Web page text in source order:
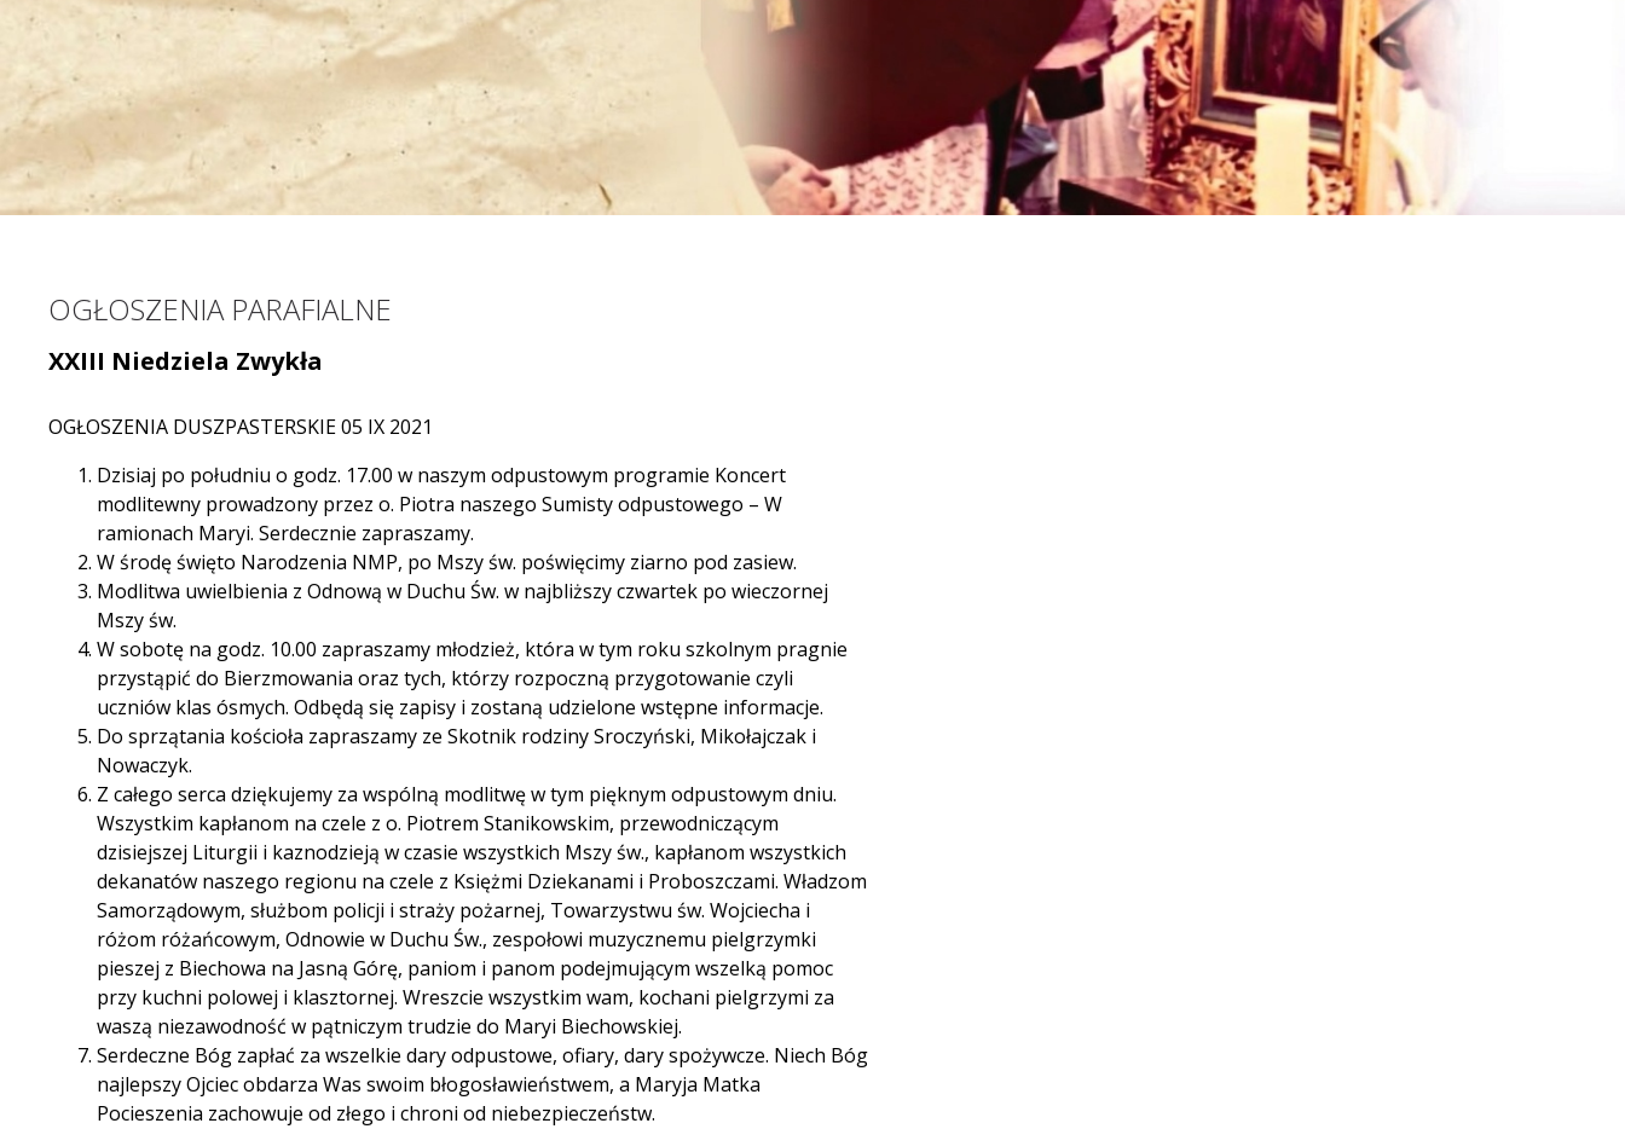
OGŁOSZENIA PARAFIALNE
XXIII Niedziela Zwykła
OGŁOSZENIA DUSZPASTERSKIE 05 IX 2021
Dzisiaj po południu o godz. 17.00 w naszym odpustowym programie Koncert
modlitewny prowadzony przez o. Piotra naszego Sumisty odpustowego – W
ramionach Maryi. Serdecznie zapraszamy.
W środę święto Narodzenia NMP, po Mszy św. poświęcimy ziarno pod zasiew.
Modlitwa uwielbienia z Odnową w Duchu Św. w najbliższy czwartek po wieczornej
Mszy św.
W sobotę na godz. 10.00 zapraszamy młodzież, która w tym roku szkolnym pragnie
przystąpić do Bierzmowania oraz tych, którzy rozpoczną przygotowanie czyli
uczniów klas ósmych. Odbędą się zapisy i zostaną udzielone wstępne informacje.
Do sprzątania kościoła zapraszamy ze Skotnik rodziny Sroczyński, Mikołajczak i
Nowaczyk.
Z całego serca dziękujemy za wspólną modlitwę w tym pięknym odpustowym dniu.
Wszystkim kapłanom na czele z o. Piotrem Stanikowskim, przewodniczącym
dzisiejszej Liturgii i kaznodzieją w czasie wszystkich Mszy św., kapłanom wszystkich
dekanatów naszego regionu na czele z Księżmi Dziekanami i Proboszczami. Władzom
Samorządowym, służbom policji i straży pożarnej, Towarzystwu św. Wojciecha i
różom różańcowym, Odnowie w Duchu Św., zespołowi muzycznemu pielgrzymki
pieszej z Biechowa na Jasną Górę, paniom i panom podejmującym wszelką pomoc
przy kuchni polowej i klasztornej. Wreszcie wszystkim wam, kochani pielgrzymi za
waszą niezawodność w pątniczym trudzie do Maryi Biechowskiej.
Serdeczne Bóg zapłać za wszelkie dary odpustowe, ofiary, dary spożywcze. Niech Bóg
najlepszy Ojciec obdarza Was swoim błogosławieństwem, a Maryja Matka
Pocieszenia zachowuje od złego i chroni od niebezpieczeństw.